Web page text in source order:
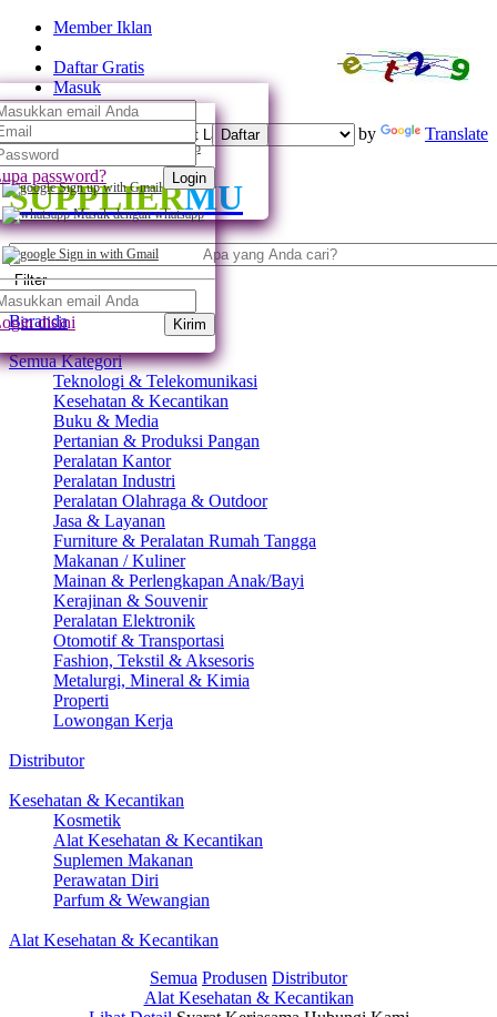
Member Iklan
Daftar Gratis
Daftar
Daftar dengan whatsapp
Sign up with Gmail
Masuk
password? Login
Masuk dengan whatsapp
Sign in with Gmail
disini Kirim
Powered by Translate
SUPPLIERMU
Filter
Beranda
Semua Kategori
Teknologi & Telekomunikasi
Kesehatan & Kecantikan
Buku & Media
Pertanian & Produksi Pangan
Peralatan Kantor
Peralatan Industri
Peralatan Olahraga & Outdoor
Jasa & Layanan
Furniture & Peralatan Rumah Tangga
Makanan / Kuliner
Mainan & Perlengkapan Anak/Bayi
Kerajinan & Souvenir
Peralatan Elektronik
Otomotif & Transportasi
Fashion, Tekstil & Aksesoris
Metalurgi, Mineral & Kimia
Properti
Lowongan Kerja
Distributor
Kesehatan & Kecantikan
Kosmetik
Alat Kesehatan & Kecantikan
Suplemen Makanan
Perawatan Diri
Parfum & Wewangian
Alat Kesehatan & Kecantikan
Semua Produsen Distributor
Alat Kesehatan & Kecantikan